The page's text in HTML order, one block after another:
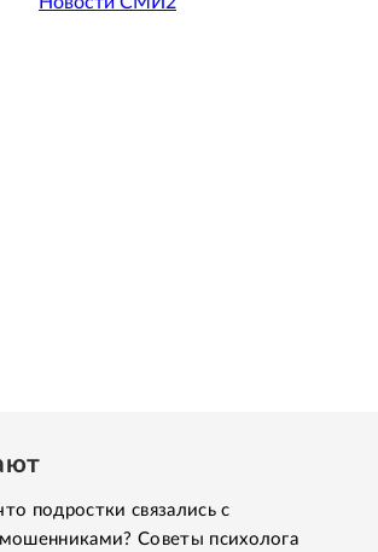
подростки связались с
Советы психолога